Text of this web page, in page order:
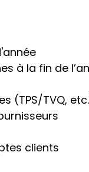
à la fin de
(TPS/TVQ,
clients